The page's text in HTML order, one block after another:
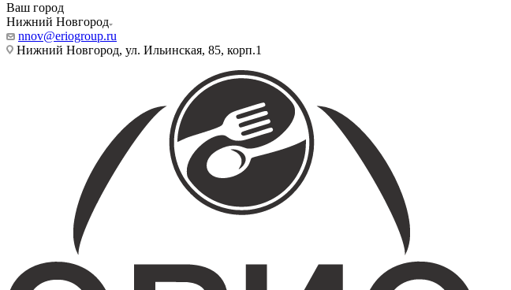
Ваш город
Нижний Новгород
nnov@eriogroup.ru
Нижний Новгород, ул. Ильинская, 85, корп.1